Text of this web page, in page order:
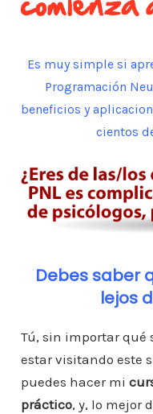
o
k
ar
r
Es muy simple si
Programación
beneficios y
cientos
Debes saber
lejos
Tú, sin importar qué
estar visitando este
puedes hacer mi
práctico, y, lo mejor